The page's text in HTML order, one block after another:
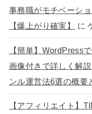
事務職がモチベーシ
【爆上がり確実】
に
【簡単】WordPress
画像付きで詳しく解説
ンル運営法6選の概要
【アフィリエイト】